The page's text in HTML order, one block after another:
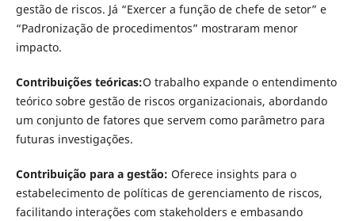
gestão de riscos. Já “Exercer a função de chefe de setor” e
“Padronização de procedimentos” mostraram menor
impacto.
Contribuições teóricas:O trabalho expande o entendimento
teórico sobre gestão de riscos organizacionais, abordando
um conjunto de fatores que servem como parâmetro para
futuras investigações.
Contribuição para a gestão: Oferece insights para o
estabelecimento de políticas de gerenciamento de riscos,
facilitando interações com stakeholders e embasando